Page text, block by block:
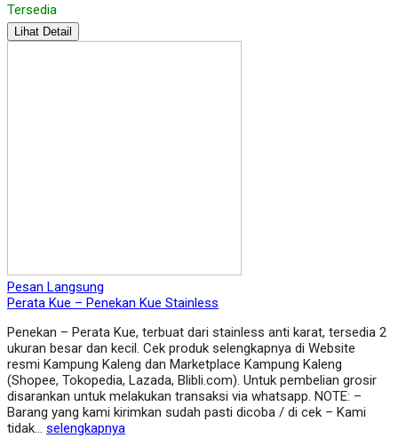
Tersedia
Lihat Detail
Pesan Langsung
Perata Kue – Penekan Kue Stainless
Penekan – Perata Kue, terbuat dari stainless anti karat, tersedia 2
ukuran besar dan kecil. Cek produk selengkapnya di Website
resmi Kampung Kaleng dan Marketplace Kampung Kaleng
(Shopee, Tokopedia, Lazada, Blibli.com). Untuk pembelian grosir
disarankan untuk melakukan transaksi via whatsapp. NOTE: –
Barang yang kami kirimkan sudah pasti dicoba / di cek – Kami
tidak… selengkapnya